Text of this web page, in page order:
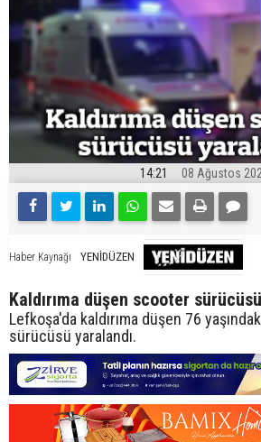
14:21 08 Ağustos
Haber Kaynağı YENİDÜZEN
Kaldırıma düşen scooter
Lefkoşa'da kaldırıma düşen 76
sürücüsü yaralandı.